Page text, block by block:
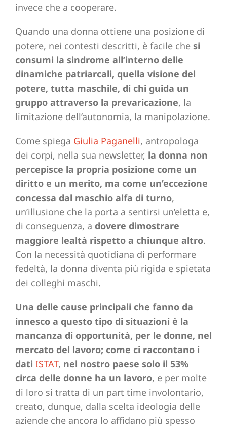
invece che a cooperare.
Quando una donna ottiene una posizione di
potere, nei contesti descritti, è facile che si
consumi la sindrome all’interno delle
dinamiche patriarcali, quella visione del
potere, tutta maschile, di chi guida un
gruppo attraverso la prevaricazione, la
limitazione dell’autonomia, la manipolazione.
Come spiega Giulia Paganelli, antropologa
dei corpi, nella sua newsletter, la donna non
percepisce la propria posizione come un
diritto e un merito, ma come un’eccezione
concessa dal maschio alfa di turno,
un’illusione che la porta a sentirsi un’eletta e,
di conseguenza, a dovere dimostrare
maggiore lealtà rispetto a chiunque altro.
Con la necessità quotidiana di performare
fedeltà, la donna diventa più rigida e spietata
dei colleghi maschi.
Una delle cause principali che fanno da
innesco a questo tipo di situazioni è la
mancanza di opportunità, per le donne, nel
mercato del lavoro; come ci raccontano i
dati ISTAT, nel nostro paese solo il 53%
circa delle donne ha un lavoro, e per molte
di loro si tratta di un part time involontario,
creato, dunque, dalla scelta ideologia delle
aziende che ancora lo affidano più spesso